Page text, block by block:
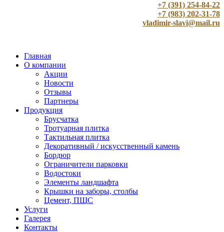
+7 (391) 254-84-22
+7 (983) 202-31-78
vladimir-slavi@mail.ru
Главная
О компании
Акции
Новости
Отзывы
Партнеры
Продукция
Брусчатка
Тротуарная плитка
Тактильная плитка
Декоративный / искусственный камень
Бордюр
Ограничители парковки
Водостоки
Элементы ландшафта
Крышки на заборы, столбы
Цемент, ПЩС
Услуги
Галерея
Контакты